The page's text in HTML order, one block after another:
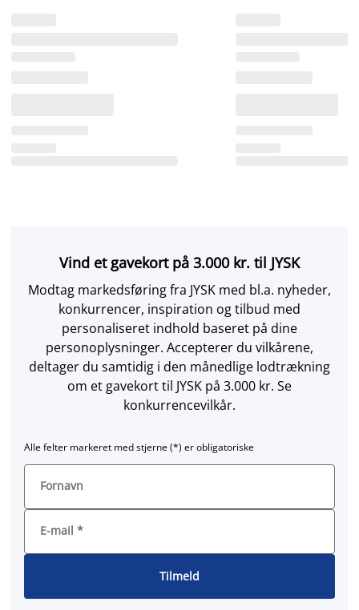
Vind et gavekort på 3.000 kr. til JYSK
Modtag markedsføring fra JYSK med bl.a. nyheder,
konkurrencer, inspiration og tilbud med
personaliseret indhold baseret på dine
personoplysninger. Accepterer du vilkårene,
deltager du samtidig i den månedlige lodtrækning
om et gavekort til JYSK på 3.000 kr. Se
konkurrencevilkår.
Alle felter markeret med stjerne (*) er obligatoriske
Fornavn
E-mail *
Tilmeld